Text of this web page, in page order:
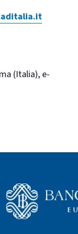
(Italia), e-